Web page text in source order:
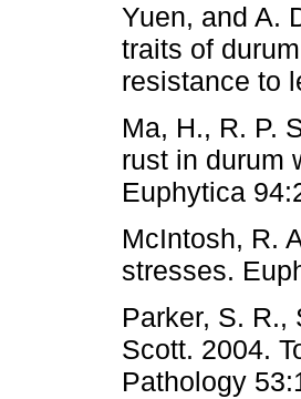
Yuen, and A.
traits of
resistance to
Ma, H., R. P.
rust in durum
Euphytica
McIntosh, R.
stresses.
Parker, S. R.,
Scott. 2004.
Pathology